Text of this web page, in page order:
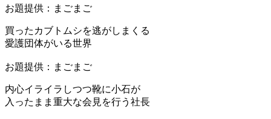
お題提供：まごまご
買ったカブトムシを逃がしまくる
愛護団体がいる世界
お題提供：まごまご
内心イライラしつつ靴に小石が
入ったまま重大な会見を行う社長